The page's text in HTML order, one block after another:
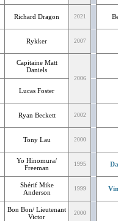
Richard Dragon 2021
Rykker 2007
Capitaine Matt
Daniels
2006
Lucas Foster
Ryan Beckett 2002
Tony Lau 2000
Yo Hinomura/
Freeman
1995
Shérif Mike
Anderson
1999
Bon Bon/ Lieutenant
Victor
2000